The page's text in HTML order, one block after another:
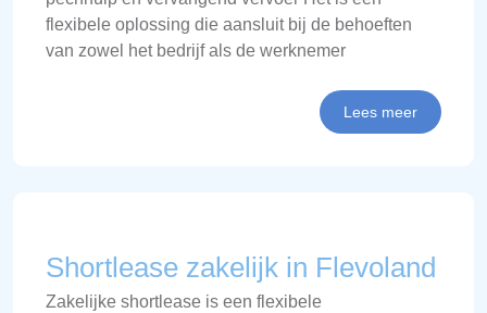
flexibele oplossing die aansluit bij de behoeften
van zowel het bedrijf als de werknemer
Lees meer
Shortlease zakelijk in Flevoland
Zakelijke shortlease is een flexibele